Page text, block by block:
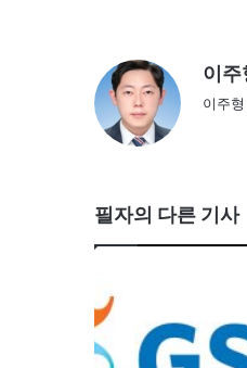
이주
이주
필자의 다른 기사